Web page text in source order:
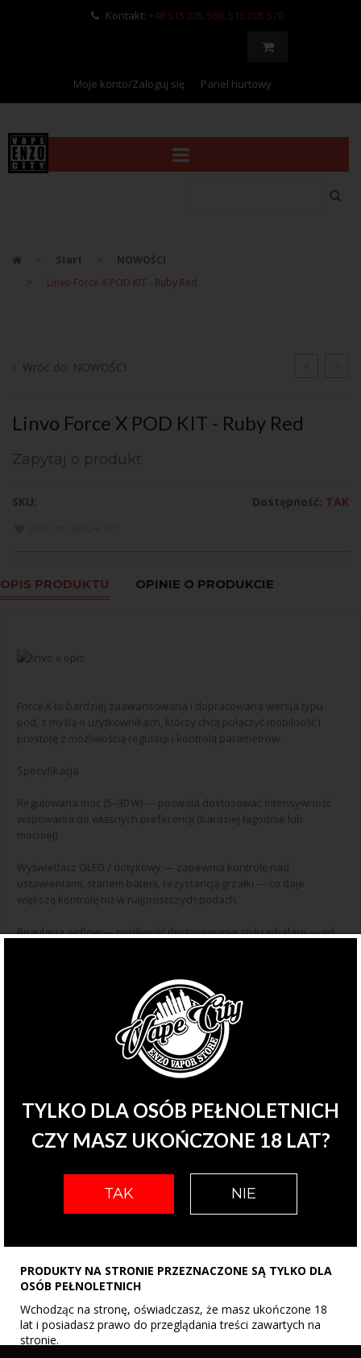
Kontakt: +48 515 205 569; 515 205 570
Moje konto/Zaloguj się Panel hurtowy
Start
NOWOŚCI
Linvo Force X POD KIT - Ruby Red
Wróć do: NOWOŚCI
POD
Sky Red
Linvo Force X POD KIT - Ruby Red
Zapytaj o produkt
Dostępność: TAK
SKU:
OPIS PRODUKTU OPINIE O PRODUKCIE
Force X to bardziej zaawansowana i dopracowana wersja typu
pod, z myślą o użytkownikach, którzy chcą połączyć mobilność i
prostotę z możliwością regulacji i kontrolą parametrów.
Specyfikacja
Regulowana moc (5–30 W) — pozwala dostosować intensywność
wapowania do własnych preferencji (bardziej łagodnie lub
mocniej).
Wyświetlacz OLED / dotykowy — zapewnia kontrolę nad
ustawieniami, stanem baterii, rezystancją grzałki — co daje
większą kontrolę niż w najprostszych podach.
Regulacja airflow — możliwość dostosowania stylu inhalacji — od
Szybkie ładowanie USB‑C — wygodne i nowoczesne rozwiązanie
do codziennego użytkowania.
Magnetyczne mocowanie kartridża łatwa wymiana — wygoda przy
wymianie grzałek / kartridża.
Kompaktowy i lekki — przenośność — dzięki niewielkim rozmiarom
dzień.
Zestaw zawiera:
- urządzenie FORCE X
TYLKO DLA OSÓB PEŁNOLETNICH
CZY MASZ UKOŃCZONE 18 LAT?
TAK NIE
PRODUKTY NA STRONIE PRZEZNACZONE SĄ TYLKO DLA
OSÓB PEŁNOLETNICH
Wchodząc na stronę, oświadczasz, że masz ukończone 18
lat i posiadasz prawo do przeglądania treści zawartych na
stronie.